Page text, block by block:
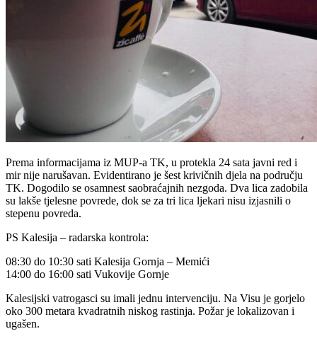
Prema informacijama iz MUP-a TK, u protekla 24 sata javni red i
mir nije narušavan. Evidentirano je šest krivičnih djela na području
TK. Dogodilo se osamnest saobraćajnih nezgoda. Dva lica zadobila
su lakše tjelesne povrede, dok se za tri lica ljekari nisu izjasnili o
stepenu povreda.
PS Kalesija – radarska kontrola:
08:30 do 10:30 sati Kalesija Gornja – Memići
14:00 do 16:00 sati Vukovije Gornje
Kalesijski vatrogasci su imali jednu intervenciju. Na Visu je gorjelo
oko 300 metara kvadratnih niskog rastinja. Požar je lokalizovan i
ugašen.